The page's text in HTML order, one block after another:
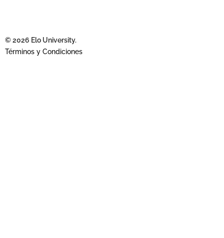
© 2026 Elo University.
Términos y Condiciones